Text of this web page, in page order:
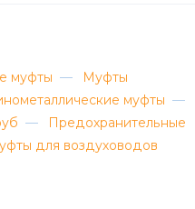
муфты —
Муфты
муфты —
—
Предохранительные
для воздуховодов